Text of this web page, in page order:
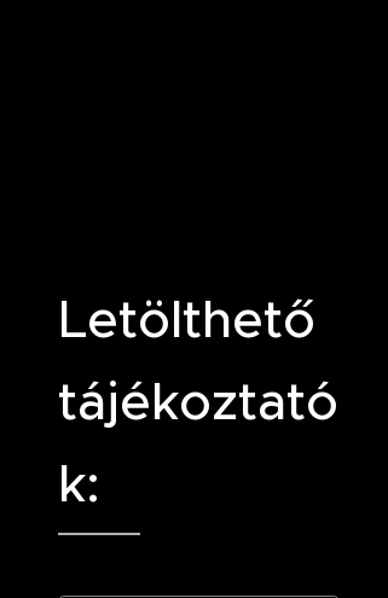
Letölthető
tájékoztató
k: